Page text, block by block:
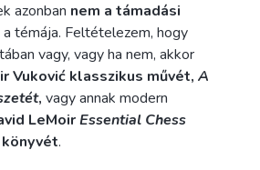
azonban nem a támadási
a témája. Feltételezem, hogy
vagy, vagy ha nem, akkor
Vuković klasszikus művét, A
, vagy annak modern
LeMoirEssential Chess
könyvét.